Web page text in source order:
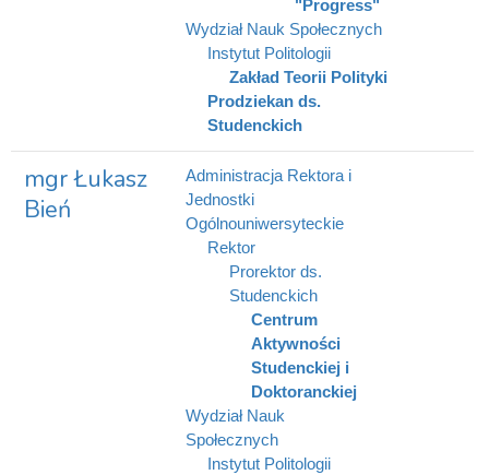
"Progress"
Wydział Nauk Społecznych
Instytut Politologii
Zakład Teorii Polityki
Prodziekan ds.
Studenckich
mgr Łukasz
Bień
Administracja Rektora i
Jednostki
Ogólnouniwersyteckie
Rektor
Prorektor ds.
Studenckich
Centrum
Aktywności
Studenckiej i
Doktoranckiej
Wydział Nauk
Społecznych
Instytut Politologii